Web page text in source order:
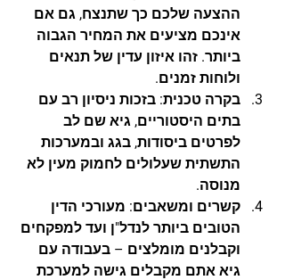
ההצעה שלכם כך שתנצח, גם אם
אינכם מציעים את המחיר הגבוה
ביותר. זהו איזון עדין של תנאים
ולוחות זמנים.
בקרה טכנית: בזכות ניסיון רב עם
בתים היסטוריים, גיא שם לב
לפרטים ביסודות, בגג ובמערכות
התשתית שעלולים לחמוק מעין לא
מנוסה.
קשרים ומשאבים: מעורכי הדין
הטובים ביותר לנדל"ן ועד למפקחים
וקבלנים מומלצים – בעבודה עם
גיא אתם מקבלים גישה למערכת